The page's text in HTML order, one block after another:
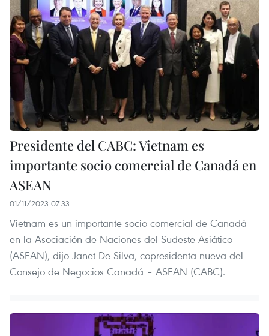
Presidente del CABC: Vietnam es
importante socio comercial de Canadá en
ASEAN
01/11/2023 07:33
Vietnam es un importante socio comercial de Canadá
en la Asociación de Naciones del Sudeste Asiático
(ASEAN), dijo Janet De Silva, copresidenta nueva del
Consejo de Negocios Canadá – ASEAN (CABC).